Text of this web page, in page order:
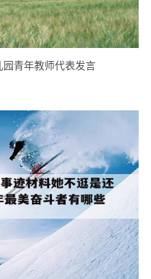
青年教师代表发言